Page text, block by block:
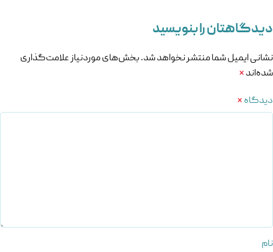
دیدگاهتان را بنویسید
نشانی ایمیل شما منتشر نخواهد شد.بخش‌های موردنیاز علامت‌گذاری
شده‌اند*
دیدگاه*
نام